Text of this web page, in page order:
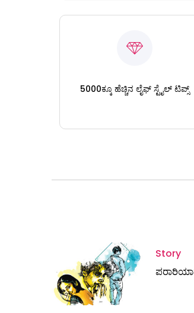
5000ಕ್ಕೂ ಹೆಚ್ಚಿನ ಲೈಫ್ ಸ್ಟೈಲ್ ಟಿಪ್ಸ್
Story